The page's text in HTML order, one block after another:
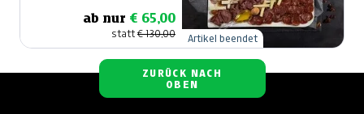
ab nur € 65,00
statt€ 130,00 Artikel beendet
ZURÜCK NACH
OBEN